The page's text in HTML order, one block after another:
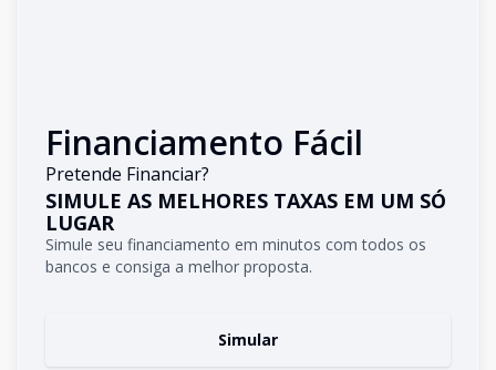
Financiamento Fácil
Pretende Financiar?
SIMULE AS MELHORES TAXAS EM UM SÓ
LUGAR
Simule seu financiamento em minutos com todos os
bancos e consiga a melhor proposta.
Simular